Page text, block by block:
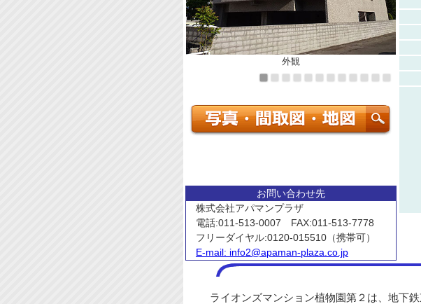
外観
お問い合わせ先
株式会社アパマンプラザ
電話:011-513-0007 FAX:011-513-7778
フリーダイヤル:0120-015510（携帯可）
E-mail: info2@apaman-plaza.co.jp
ライオンズマンション植物園第２は、地下鉄